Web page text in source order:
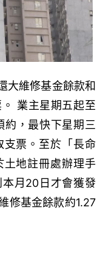
大維修基金餘款和
業主星期五起至
，最快下星期三
支票。至於「長命
土地註冊處辦理手
月20日才會獲發
修基金餘款約1.27